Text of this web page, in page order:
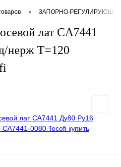
• ЗАПОРНО-
лат CA7441
нерж T=120